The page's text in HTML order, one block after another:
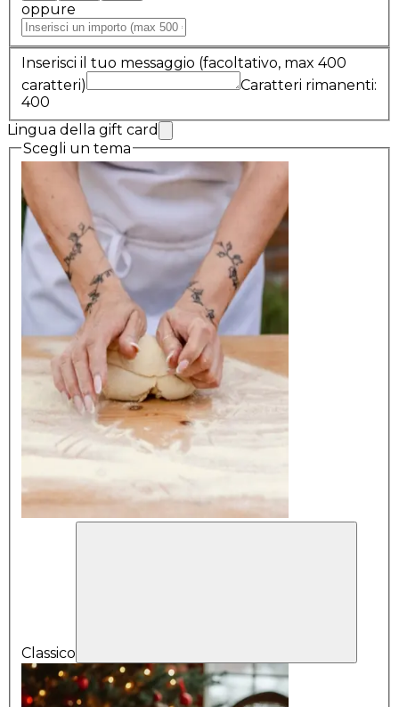
oppure
Inserisci il tuo messaggio (facoltativo, max 400
caratteri)
Caratteri rimanenti:
400
Lingua della gift card
Scegli un tema
Classico